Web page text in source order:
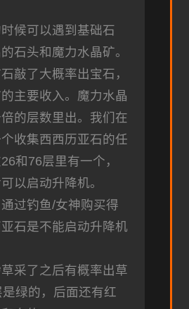
候可以遇到基础石
石头和魔力水晶矿。
敲了大概率出宝石，
主要收入。魔力水晶
的层数里出。我们在
收集西西历亚石的任
和76层里有一个，
以启动升降机。
过钓鱼/女神购买得
石是不能启动升降机
采了之后有概率出草
绿的，后面还有红